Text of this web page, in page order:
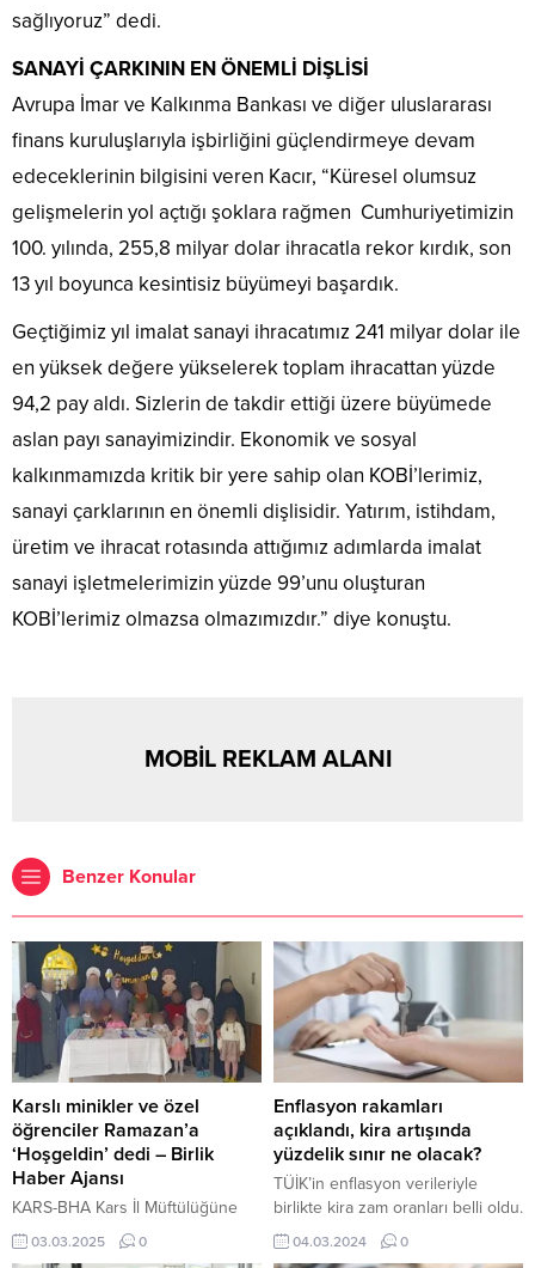
sağlıyoruz” dedi.
SANAYİ ÇARKININ EN ÖNEMLİ DİŞLİSİ
Avrupa İmar ve Kalkınma Bankası ve diğer uluslararası
finans kuruluşlarıyla işbirliğini güçlendirmeye devam
edeceklerinin bilgisini veren Kacır, “Küresel olumsuz
gelişmelerin yol açtığı şoklara rağmen Cumhuriyetimizin
100. yılında, 255,8 milyar dolar ihracatla rekor kırdık, son
13 yıl boyunca kesintisiz büyümeyi başardık.
Geçtiğimiz yıl imalat sanayi ihracatımız 241 milyar dolar ile
en yüksek değere yükselerek toplam ihracattan yüzde
94,2 pay aldı. Sizlerin de takdir ettiği üzere büyümede
aslan payı sanayimizindir. Ekonomik ve sosyal
kalkınmamızda kritik bir yere sahip olan KOBİ’lerimiz,
sanayi çarklarının en önemli dişlisidir. Yatırım, istihdam,
üretim ve ihracat rotasında attığımız adımlarda imalat
sanayi işletmelerimizin yüzde 99’unu oluşturan
KOBİ’lerimiz olmazsa olmazımızdır.” diye konuştu.
MOBİL REKLAM ALANI
Benzer Konular
Karslı minikler ve özel
öğrenciler Ramazan’a
‘Hoşgeldin’ dedi – Birlik
Haber Ajansı
KARS-BHA Kars İl Müftülüğüne
bağlı 4-6 yaş Kur’an Kurslarında
öğrenim gören öğrenciler ve
03.03.2025 0
Enflasyon rakamları
açıklandı, kira artışında
yüzdelik sınır ne olacak?
TÜİK’in enflasyon verileriyle
birlikte kira zam oranları belli oldu.
Ancak, konut kiralarında yüzde
25’lik zam sınırı devam ederken,
04.03.2024 0